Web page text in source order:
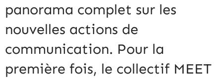
panorama complet sur les
nouvelles actions de
communication. Pour la
première fois, le collectif MEET